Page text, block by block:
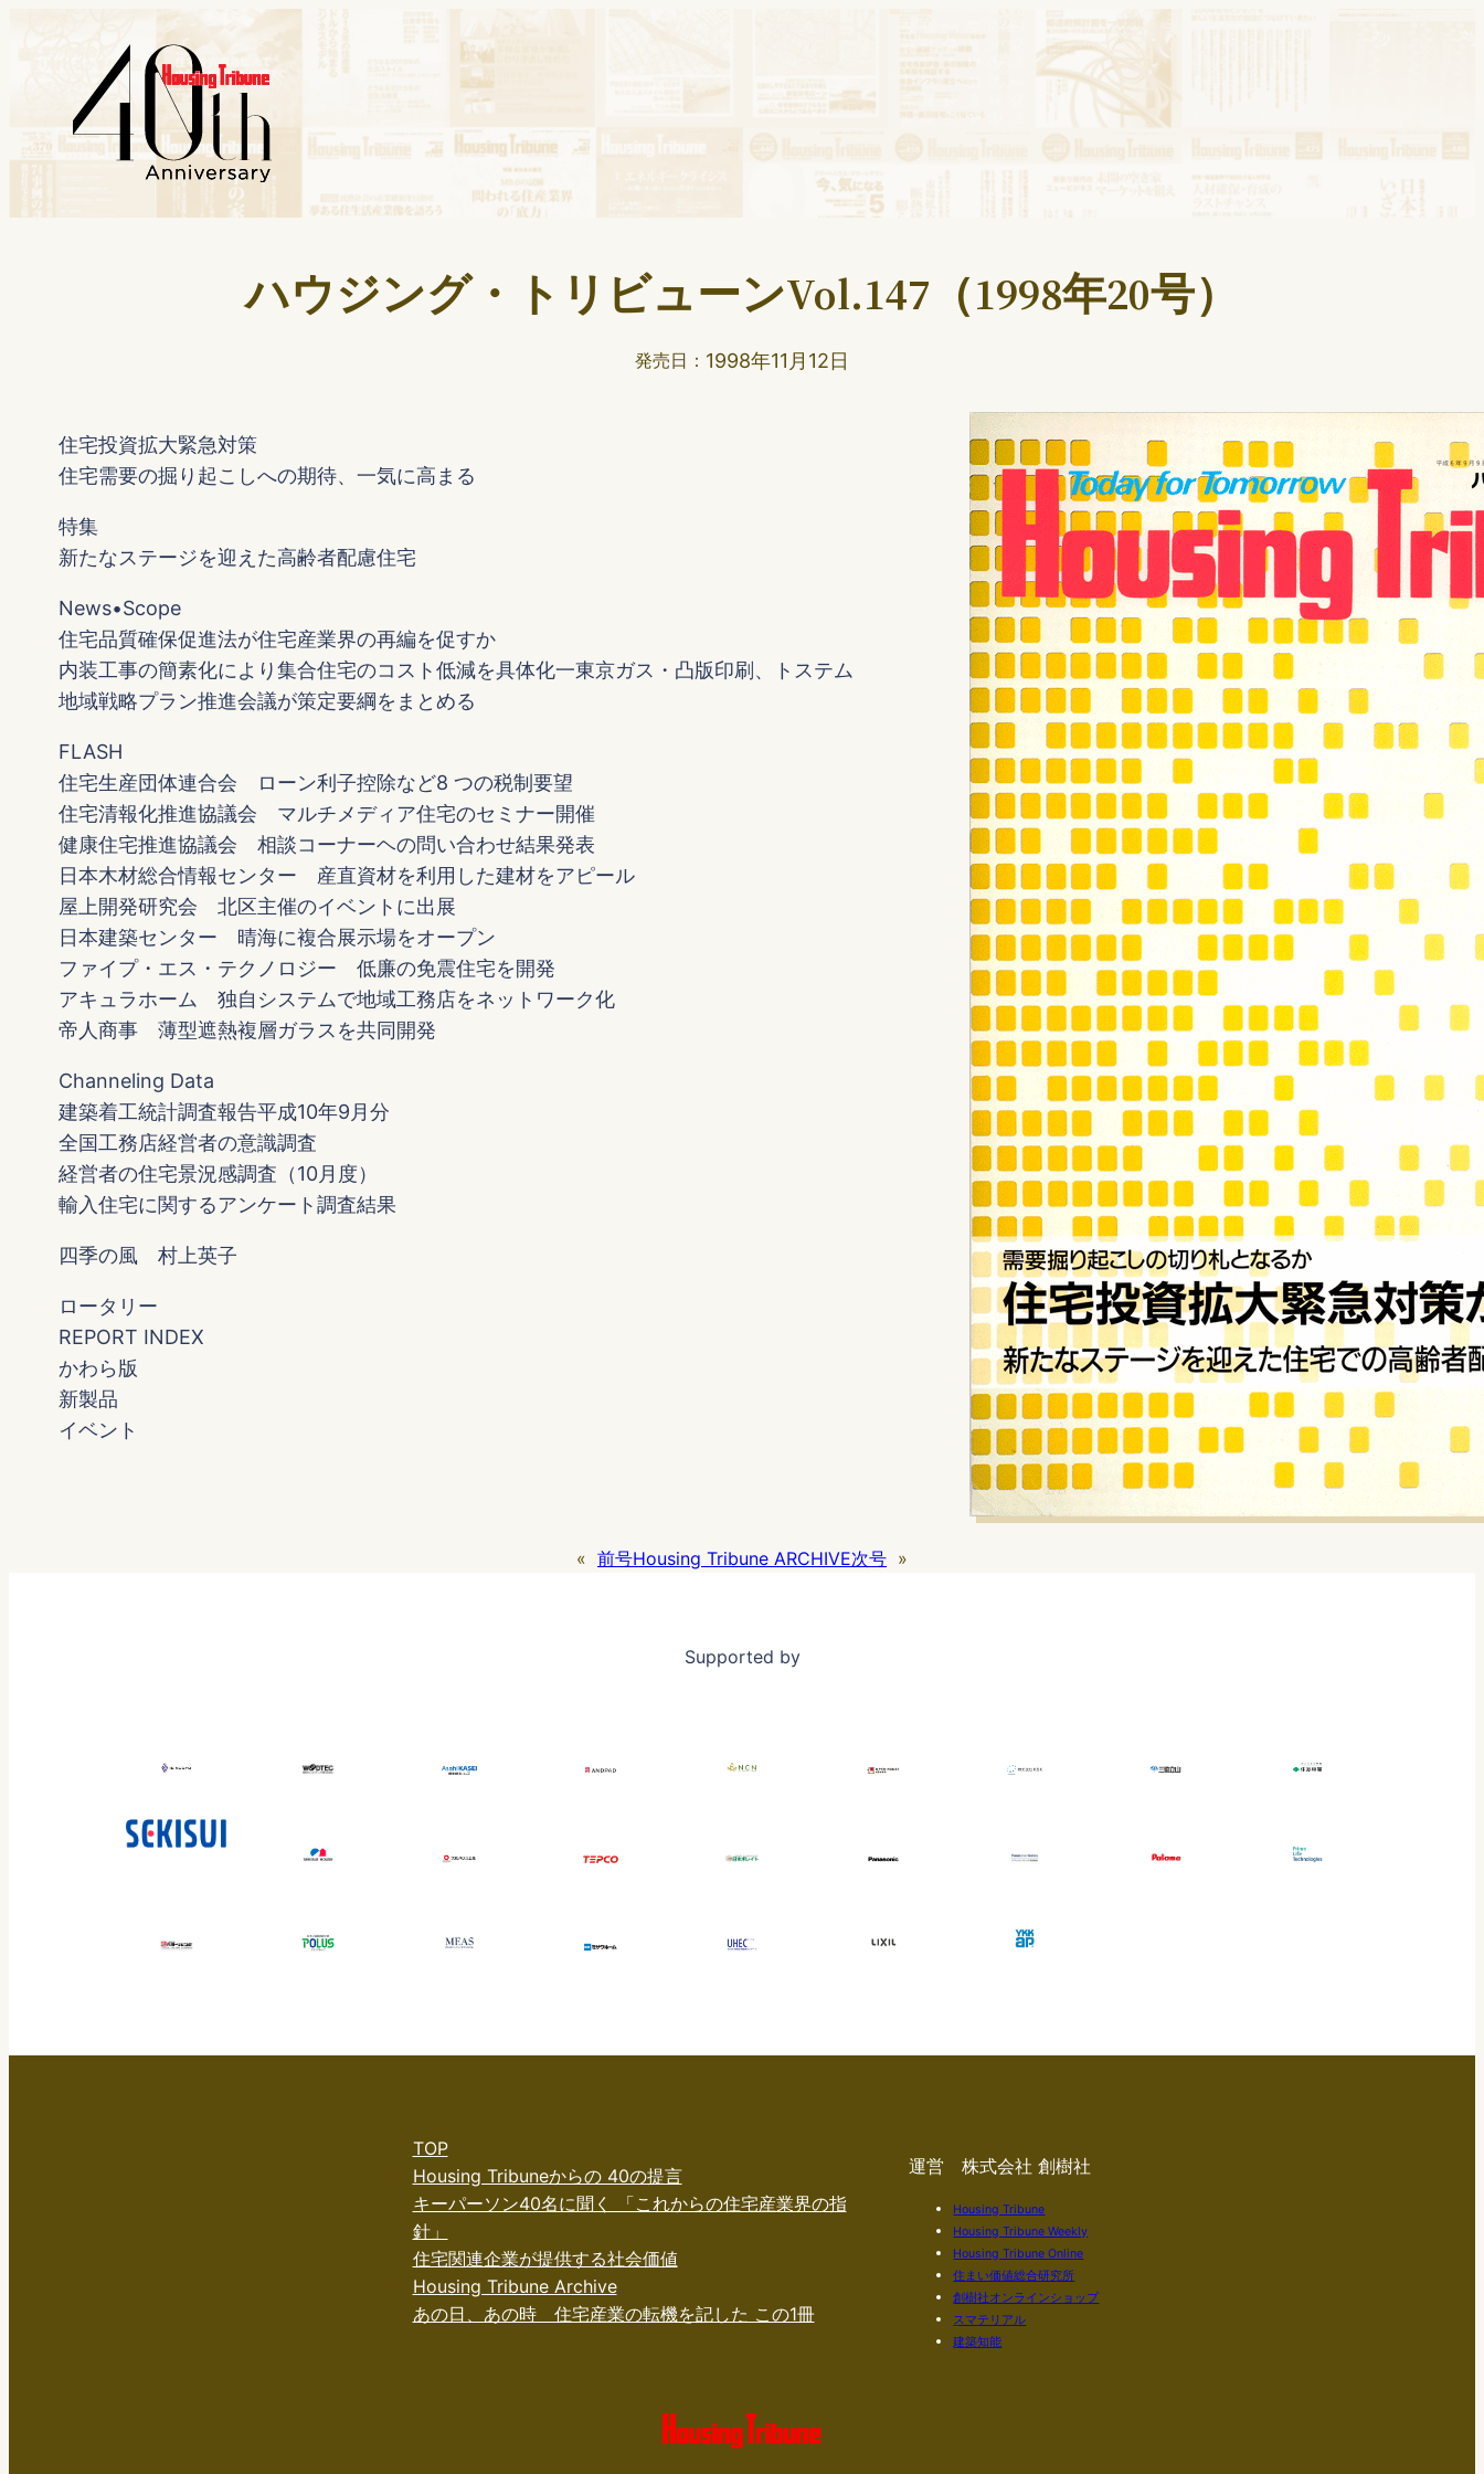
ハウジング・トリビューンVol.147（1998年20号）
発売日： 1998年11月12日
住宅投資拡大緊急対策
住宅需要の掘り起こしへの期待、一気に高まる
特集
新たなステージを迎えた高齢者配慮住宅
News•Scope
住宅品質確保促進法が住宅産業界の再編を促すか
内装工事の簡素化により集合住宅のコスト低減を具体化一東京ガス・凸版印刷、トステム
地域戦略プラン推進会議が策定要綱をまとめる
FLASH
住宅生産団体連合会 ローン利子控除など8 つの税制要望
住宅清報化推進協議会 マルチメディア住宅のセミナー開催
健康住宅推進協議会 相談コーナーヘの問い合わせ結果発表
日本木材総合情報センター 産直資材を利用した建材をアピール
屋上開発研究会 北区主催のイベントに出展
日本建築センター 晴海に複合展示場をオープン
ファイプ・エス・テクノロジー 低廉の免震住宅を開発
アキュラホーム 独自システムで地域工務店をネットワーク化
帝人商事 薄型遮熱複層ガラスを共同開発
Channeling Data
建築着工統計調査報告平成10年9月分
全国工務店経営者の意識調査
経営者の住宅景況感調査（10月度）
輸入住宅に関するアンケート調査結果
四季の風 村上英子
ロータリー
REPORT INDEX
かわら版
新製品
イベント
« 前号Housing Tribune ARCHIVE次号 »
Supported by
TOP
Housing Tribuneからの 40の提言
キーパーソン40名に聞く 「これからの住宅産業界の指
針」
住宅関連企業が提供する社会価値
Housing Tribune Archive
あの日、あの時 住宅産業の転機を記した この1冊
運営 株式会社 創樹社
Housing Tribune
Housing Tribune Weekly
Housing Tribune Online
住まい価値総合研究所
創樹社オンラインショップ
スマテリアル
建築知能